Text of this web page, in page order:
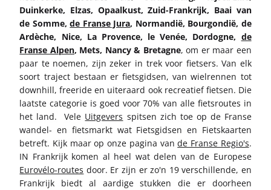
Duinkerke, Elzas, Opaalkust, Zuid-Frankrijk, Baai van
de Somme,de Franse Jura, Normandië, Bourgondië, de
Ardèche, Nice, La Provence, le Venée, Dordogne, de
Franse Alpen, Mets, Nancy & Bretagne, om er maar een
paar te noemen, zijn zeker in trek voor fietsers. Van elk
soort traject bestaan er fietsgidsen, van wielrennen tot
downhill, freeride en uiteraard ook recreatief fietsen. Die
laatste categorie is goed voor 70% van alle fietsroutes in
het land. Vele Uitgevers spitsen zich toe op de Franse
wandel- en fietsmarkt wat Fietsgidsen en Fietskaarten
betreft. Kijk maar op onze pagina vande Franse Regio's.
IN Frankrijk komen al heel wat delen van de Europese
Eurovélo-routes door. Er zijn er zo'n 19 verschillende, en
Frankrijk biedt al aardige stukken die er doorheen